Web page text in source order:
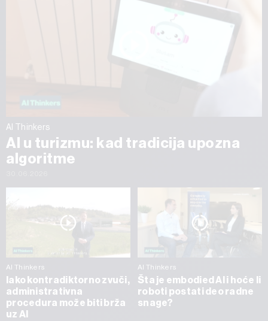
AI Thinkers
AI u turizmu: kad tradicija upozna
algoritme
AI Thinkers
Iako kontradiktorno zvuči,
administrativna
procedura može biti brža
uz AI
AI Thinkers
Šta je embodied AI i hoće li
roboti postati deo radne
snage?